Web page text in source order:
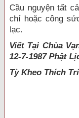
Cầu nguyện tất
chí hoặc công
lạc.
Viết Tại Chùa
12-7-1987 Phật
Tỳ Kheo Thích